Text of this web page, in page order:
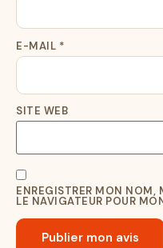
E-MAIL *
SITE WEB
ENREGISTRER MON
LE NAVIGATEUR POUR